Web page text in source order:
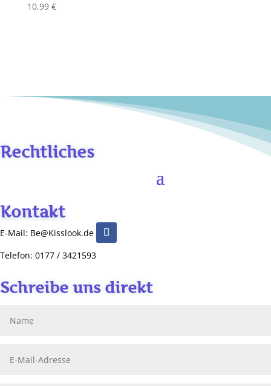
10,99 €
Rechtliches
Kontakt
E-Mail: Be@Kisslook.de
Telefon: 0177 / 3421593
Schreibe uns direkt